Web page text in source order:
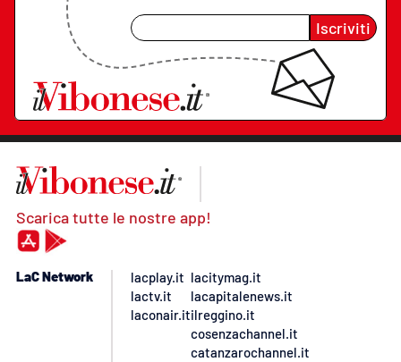
Iscriviti
Scarica tutte le nostre app!
LaC Network
lacplay.it
lactv.it
laconair.it
lacitymag.it
lacapitalenews.it
ilreggino.it
cosenzachannel.it
catanzarochannel.it